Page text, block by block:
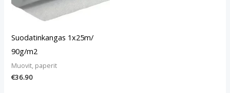
Suodatinkangas 1x25m/
90g/m2
Muovit, paperit
€36.90